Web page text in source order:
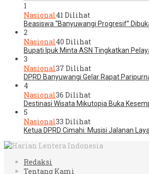
1
Nasional41 Dilihat
Beasiswa “Banyuwangi Progresif”
2
Nasional40 Dilihat
Bupati Ipuk Minta ASN Tingkatkan
3
Nasional37 Dilihat
DPRD Banyuwangi Gelar Rapat
4
Nasional36 Dilihat
Destinasi Wisata Mikutopia Buka
5
Nasional33 Dilihat
Ketua DPRD Cimahi: Musisi Jalanan
Redaksi
Tentang Kami